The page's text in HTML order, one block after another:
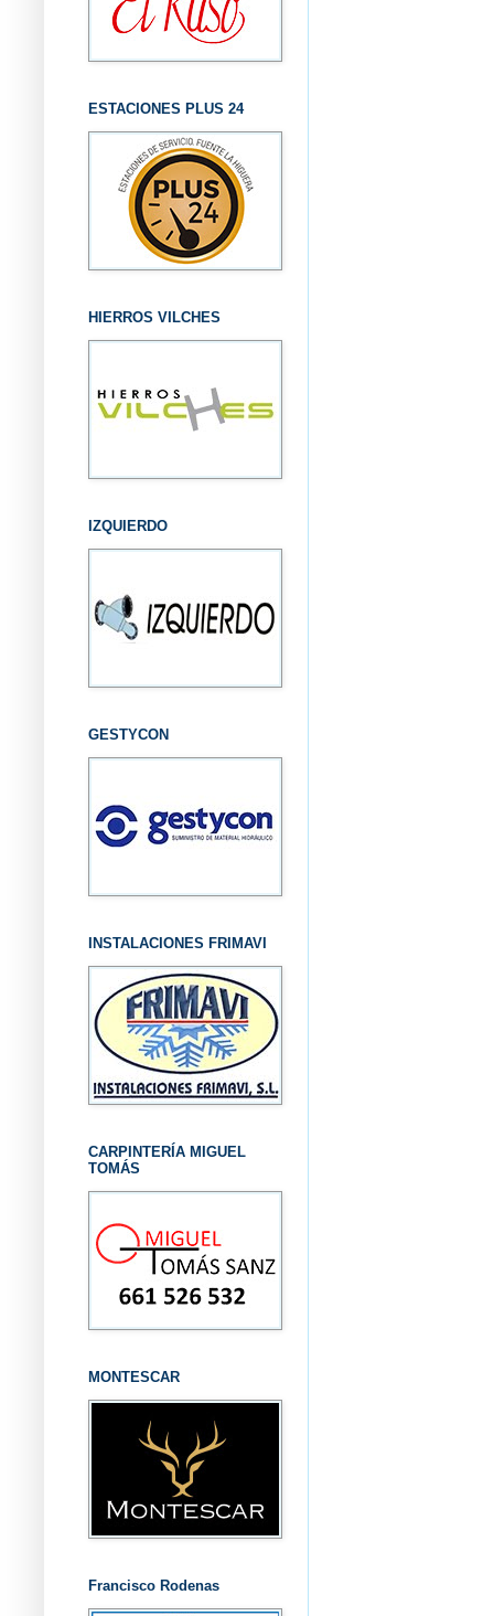
ESTACIONES PLUS 24
HIERROS VILCHES
IZQUIERDO
GESTYCON
INSTALACIONES FRIMAVI
CARPINTERÍA MIGUEL
TOMÁS
MONTESCAR
Francisco Rodenas